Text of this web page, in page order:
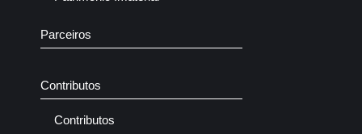
Parceiros
Contributos
Contributos